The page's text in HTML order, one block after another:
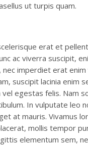
ut turpis quam.
erat et
ac viverra suscipit,
nec imperdiet erat enim
suscipit lacinia enim
vel egestas felis. Nam
In vulputate leo
at mauris. Vivamus
mollis tempor
elementum sem,